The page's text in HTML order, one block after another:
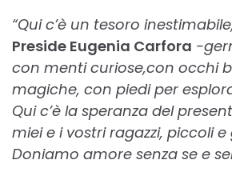
“Qui c’è un tesoro
Preside Eugenia Carfora -
con menti curiose,con occhi
magiche, con piedi per
Qui c’è la speranza del
miei e i vostri ragazzi, piccoli e
Doniamo amore senza se e